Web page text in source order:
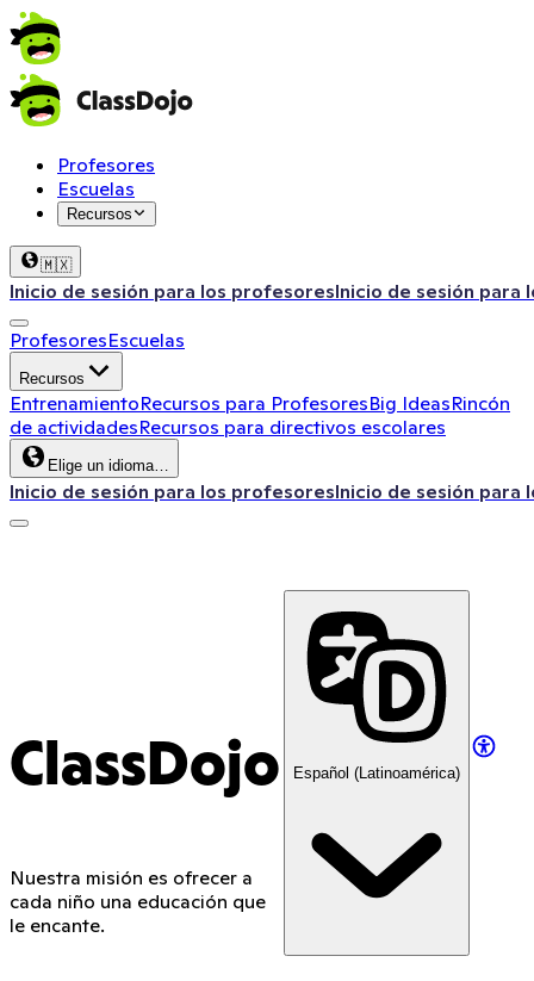
Profesores
Escuelas
Recursos
🇲🇽
Inicio de sesión para los profesoresInicio de sesión para
ProfesoresEscuelas
Recursos
EntrenamientoRecursos para ProfesoresBig IdeasRincón
de actividadesRecursos para directivos escolares
Elige un idioma…
Inicio de sesión para los profesoresInicio de sesión para
ClassDojo
Nuestra misión es ofrecer a
cada niño una educación que
le encante.
Español (Latinoamérica)